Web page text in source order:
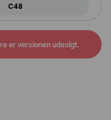
C48
er versionen udsolgt.